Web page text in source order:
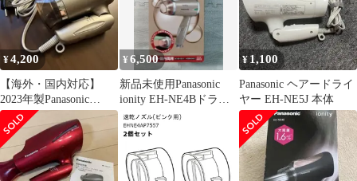
¥4,200
【海外・国内対応】
2023年製Panasonic
ionity EH-NE4B
¥6,500
新品未使用Panasonic
ionity EH-NE4Bドライ
ヤー2025年製
¥1,100
Panasonic ヘアードライ
ヤー EH-NE5J 本体